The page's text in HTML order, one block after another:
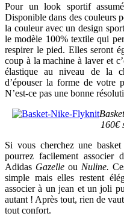
Pour un look sportif
Disponible dans des couleurs
la couleur avec un design
le modèle 100% textile qui
respirer le pied. Elles seront
coup à la machine à laver et
élastique au niveau de la
d’épouser la forme de votre
N’est-ce pas une bonne
160€
Si vous cherchez une
pourrez facilement
Adidas Gazelle ou Nuline.
simple mais elles restent
associer à un jean et un joli
autant ! Après tout, rien de
tout confort.